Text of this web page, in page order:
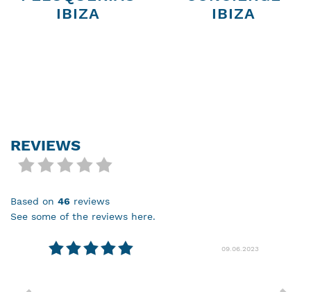
IBIZA
IBIZA
REVIEWS
based on 46 reviews
see some of the reviews here.
29.03.2023